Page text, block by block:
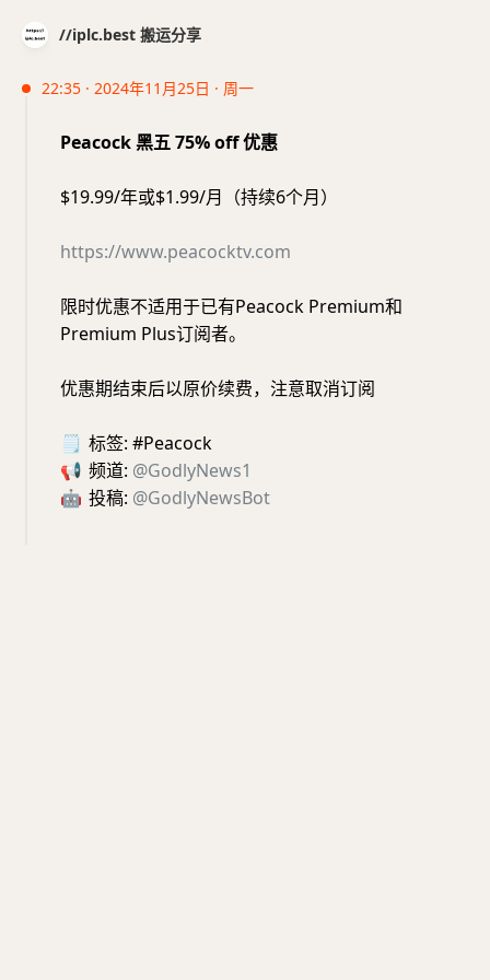
//iplc.best 搬运分享
22:35 · 2024年11月25日 · 周一
Peacock 黑五 75% off 优惠
$19.99/年或$1.99/月（持续6个月）
https://www.peacocktv.com
限时优惠不适用于已有Peacock Premium和
Premium Plus订阅者。
优惠期结束后以原价续费，注意取消订阅
🗒 标签: #Peacock
📢 频道: @GodlyNews1
🤖 投稿: @GodlyNewsBot